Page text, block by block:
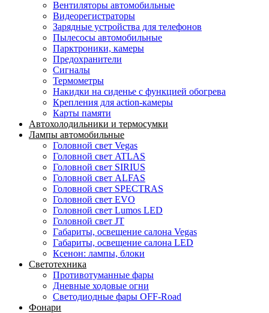
Вентиляторы автомобильные
Видеорегистраторы
Зарядные устройства для телефонов
Пылесосы автомобильные
Парктроники, камеры
Предохранители
Сигналы
Термометры
Накидки на сиденье с функцией обогрева
Крепления для action-камеры
Карты памяти
Автохолодильники и термосумки
Лампы автомобильные
Головной свет Vegas
Головной свет ATLAS
Головной свет SIRIUS
Головной свет ALFAS
Головной свет SPECTRAS
Головной свет EVO
Головной свет Lumos LED
Головной свет JT
Габариты, освещение салона Vegas
Габариты, освещение салона LED
Ксенон: лампы, блоки
Светотехника
Противотуманные фары
Дневные ходовые огни
Светодиодные фары OFF-Road
Фонари